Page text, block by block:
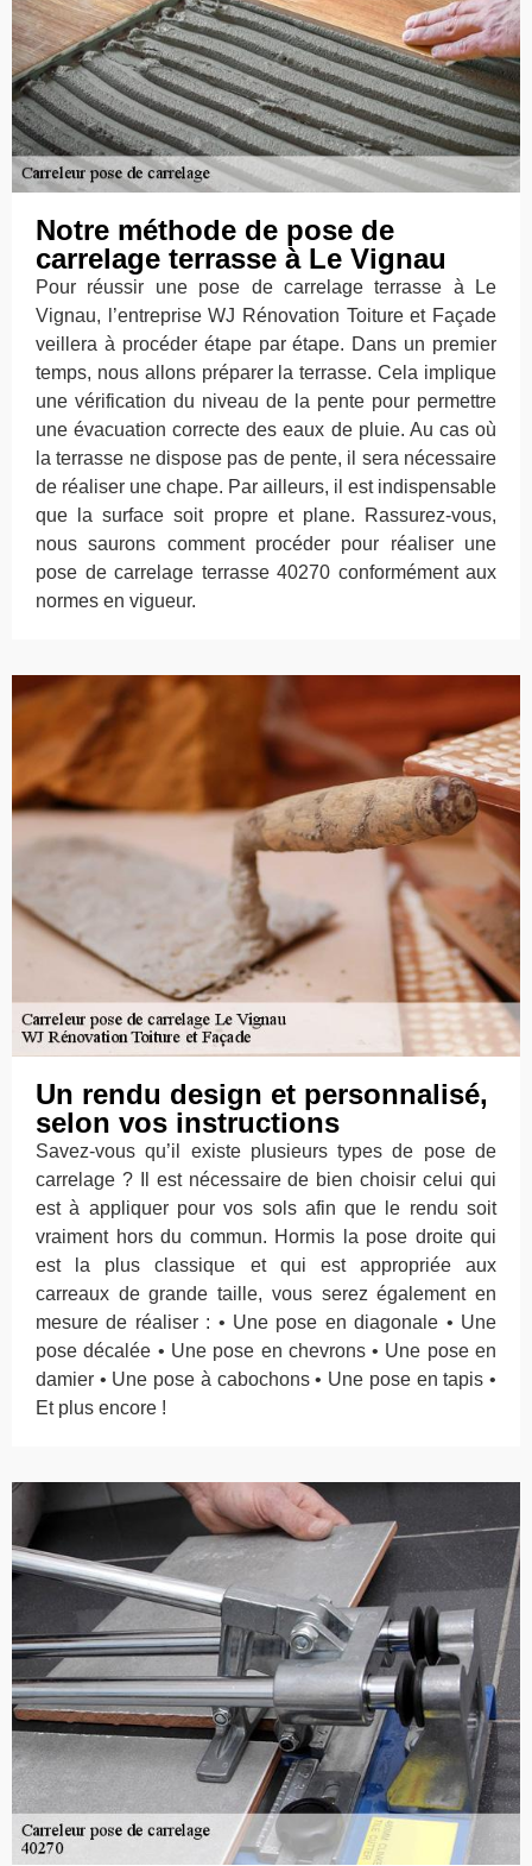
Notre méthode de pose de
carrelage terrasse à Le Vignau
Pour réussir une pose de carrelage terrasse à Le
Vignau, l’entreprise WJ Rénovation Toiture et Façade
veillera à procéder étape par étape. Dans un premier
temps, nous allons préparer la terrasse. Cela implique
une vérification du niveau de la pente pour permettre
une évacuation correcte des eaux de pluie. Au cas où
la terrasse ne dispose pas de pente, il sera nécessaire
de réaliser une chape. Par ailleurs, il est indispensable
que la surface soit propre et plane. Rassurez-vous,
nous saurons comment procéder pour réaliser une
pose de carrelage terrasse 40270 conformément aux
normes en vigueur.
Un rendu design et personnalisé,
selon vos instructions
Savez-vous qu’il existe plusieurs types de pose de
carrelage ? Il est nécessaire de bien choisir celui qui
est à appliquer pour vos sols afin que le rendu soit
vraiment hors du commun. Hormis la pose droite qui
est la plus classique et qui est appropriée aux
carreaux de grande taille, vous serez également en
mesure de réaliser : • Une pose en diagonale • Une
pose décalée • Une pose en chevrons • Une pose en
damier • Une pose à cabochons • Une pose en tapis •
Et plus encore !